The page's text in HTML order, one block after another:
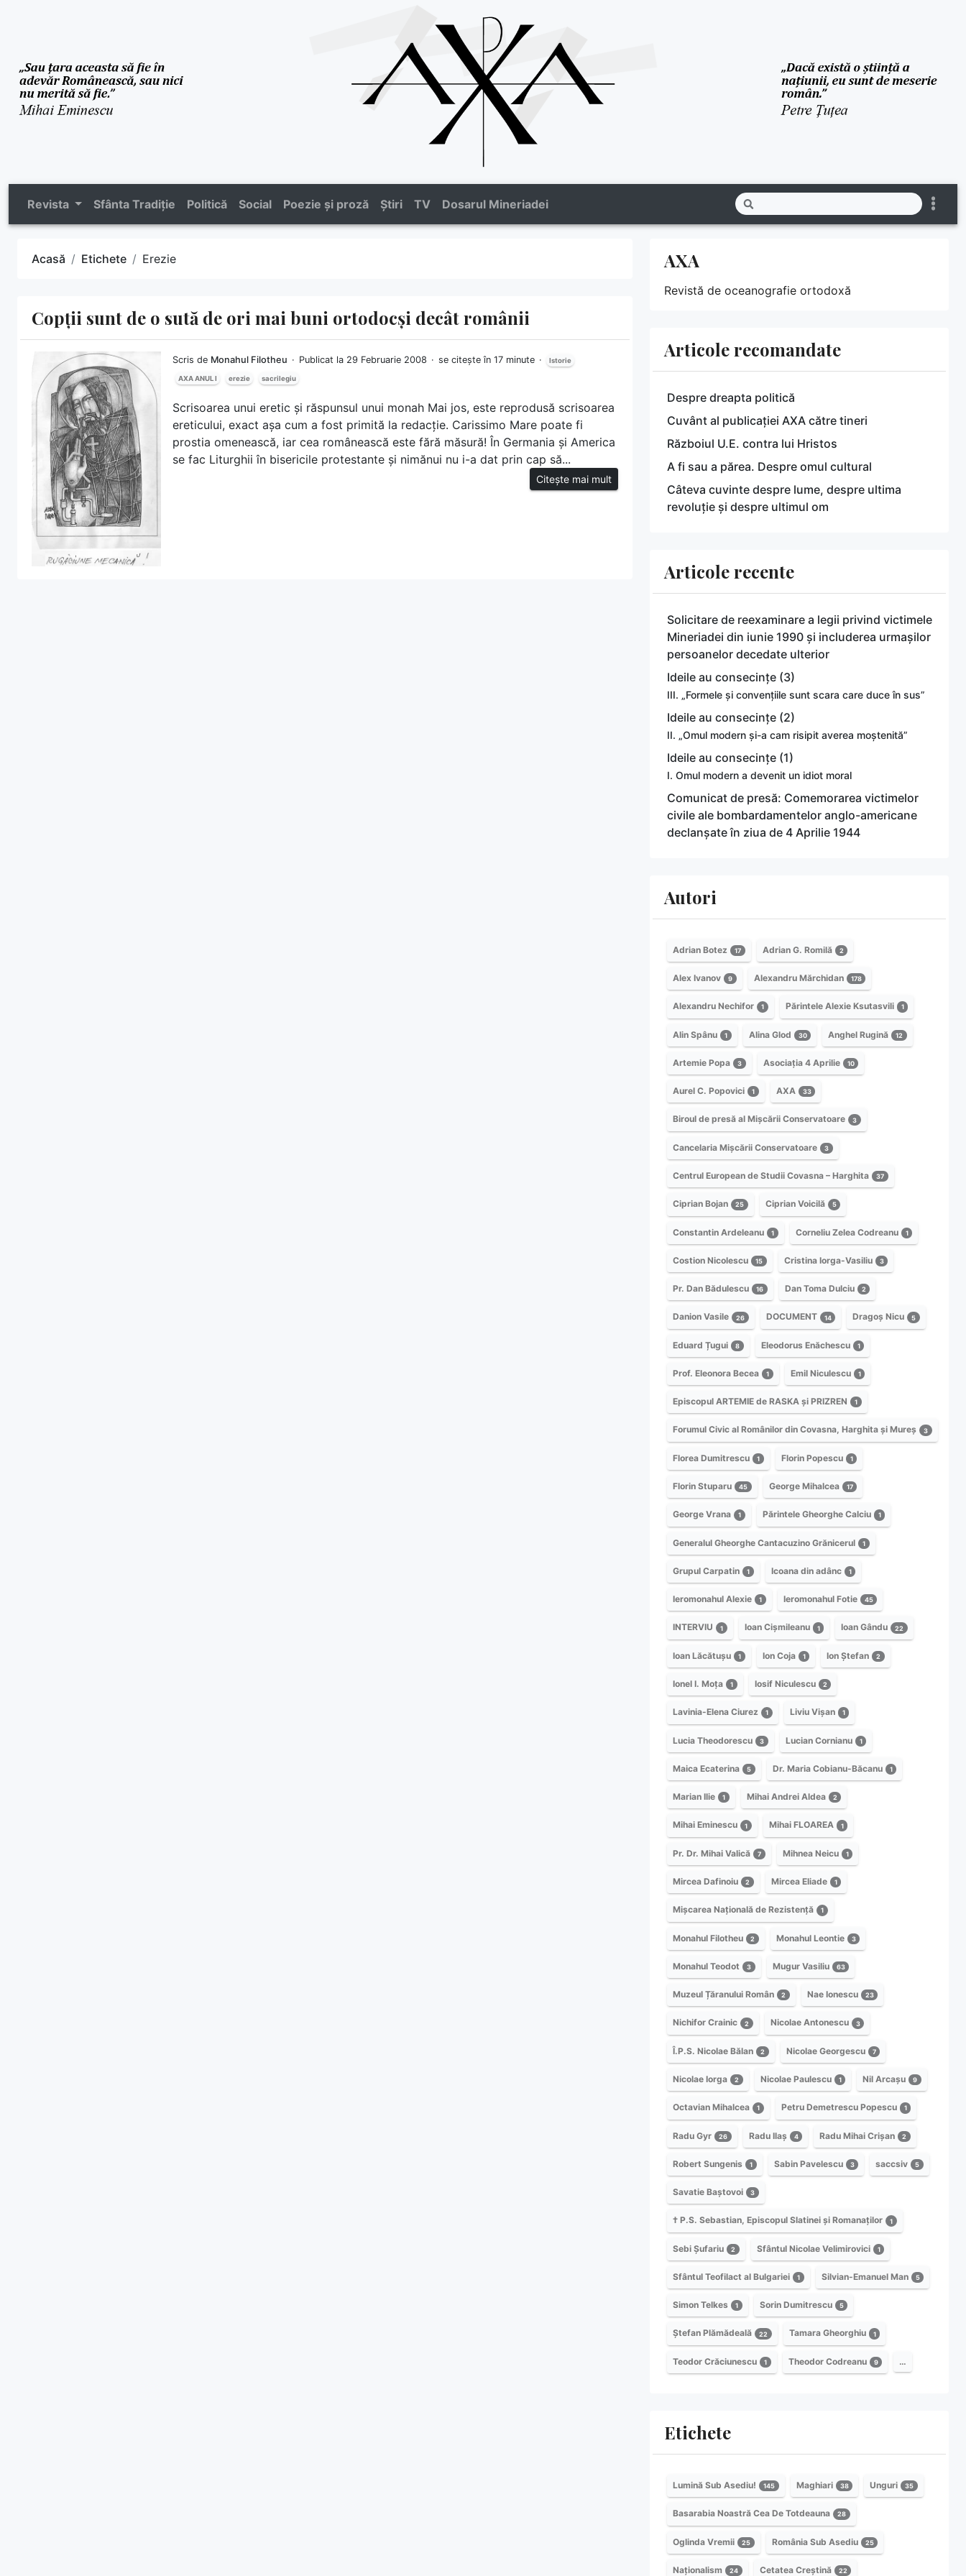
Revista Sfânta Tradiție Politică Social Poezie și proză Știri TV Dosarul Mineriadei
Acasă Etichete Erezie
Copții sunt de o sută de ori mai buni ortodocși decât românii
Scris de Monahul Filotheu Publicat la 29 Februarie 2008 se citește în 17 minute Istorie
AXA ANUL I erezie sacrilegiu
Scrisoarea unui eretic și răspunsul unui monah Mai jos, este reprodusă scrisoarea
ereticului, exact așa cum a fost primită la redacție. Carissimo Mare poate fi
prostia omenească, iar cea românească este fără măsură! În Germania și America
se fac Liturghii în bisericile protestante și nimănui nu i-a dat prin cap să...
Citește mai mult
AXA
Revistă de oceanografie ortodoxă
Articole recomandate
Despre dreapta politică
Cuvânt al publicației AXA către tineri
Războiul U.E. contra lui Hristos
A fi sau a părea. Despre omul cultural
Câteva cuvinte despre lume, despre ultima
revoluție și despre ultimul om
Articole recente
Solicitare de reexaminare a legii privind victimele
Mineriadei din iunie 1990 și includerea urmașilor
persoanelor decedate ulterior
Ideile au consecințe (3)
III. „Formele și convențiile sunt scara care duce în sus”
Ideile au consecințe (2)
II. „Omul modern și-a cam risipit averea moștenită”
Ideile au consecințe (1)
I. Omul modern a devenit un idiot moral
Comunicat de presă: Comemorarea victimelor
civile ale bombardamentelor anglo-americane
declanșate în ziua de 4 Aprilie 1944
Autori
Adrian Botez 17 Adrian G. Romilă 2
Alex Ivanov 9 Alexandru Mărchidan 178
Alexandru Nechifor 1 Părintele Alexie Ksutasvili 1
Alin Spânu 1 Alina Glod 30 Anghel Rugină 12
Artemie Popa 3 Asociația 4 Aprilie 10
Aurel C. Popovici 1 AXA 33
Biroul de presă al Mișcării Conservatoare 3
Cancelaria Mișcării Conservatoare 3
Centrul European de Studii Covasna – Harghita 37
Ciprian Bojan 25 Ciprian Voicilă 5
Constantin Ardeleanu 1 Corneliu Zelea Codreanu 1
Costion Nicolescu 15 Cristina Iorga-Vasiliu 3
Pr. Dan Bădulescu 16 Dan Toma Dulciu 2
Danion Vasile 26 DOCUMENT 14 Dragoș Nicu 5
Eduard Țugui 8 Eleodorus Enăchescu 1
Prof. Eleonora Becea 1 Emil Niculescu 1
Episcopul ARTEMIE de RASKA și PRIZREN 1
Forumul Civic al Românilor din Covasna, Harghita și Mureș 3
Florea Dumitrescu 1 Florin Popescu 1
Florin Stuparu 45 George Mihalcea 17
George Vrana 1 Părintele Gheorghe Calciu 1
Generalul Gheorghe Cantacuzino Grănicerul 1
Grupul Carpatin 1 Icoana din adânc 1
Ieromonahul Alexie 1 Ieromonahul Fotie 45
INTERVIU 1 Ioan Cișmileanu 1 Ioan Gându 22
Ioan Lăcătușu 1 Ion Coja 1 Ion Ștefan 2
Ionel I. Moța 1 Iosif Niculescu 2
Lavinia-Elena Ciurez 1 Liviu Vișan 1
Lucia Theodorescu 3 Lucian Cornianu 1
Maica Ecaterina 5 Dr. Maria Cobianu-Băcanu 1
Marian Ilie 1 Mihai Andrei Aldea 2
Mihai Eminescu 1 Mihai FLOAREA 1
Pr. Dr. Mihai Valică 7 Mihnea Neicu 1
Mircea Dafinoiu 2 Mircea Eliade 1
Mișcarea Națională de Rezistență 1
Monahul Filotheu 2 Monahul Leontie 3
Monahul Teodot 3 Mugur Vasiliu 63
Muzeul Țăranului Român 2 Nae Ionescu 23
Nichifor Crainic 2 Nicolae Antonescu 3
Î.P.S. Nicolae Bălan 2 Nicolae Georgescu 7
Nicolae Iorga 2 Nicolae Paulescu 1 Nil Arcașu 9
Octavian Mihalcea 1 Petru Demetrescu Popescu 1
Radu Gyr 26 Radu Ilaș 4 Radu Mihai Crișan 2
Robert Sungenis 1 Sabin Pavelescu 3 saccsiv 5
Savatie Baștovoi 3
† P.S. Sebastian, Episcopul Slatinei și Romanaților 1
Sebi Șufariu 2 Sfântul Nicolae Velimirovici 1
Sfântul Teofilact al Bulgariei 1 Silvian-Emanuel Man 5
Simon Telkes 1 Sorin Dumitrescu 5
Ștefan Plămădeală 22 Tamara Gheorghiu 1
Teodor Crăciunescu 1 Theodor Codreanu 9 …
Etichete
Lumină Sub Asediu! 145 Maghiari 38 Unguri 35
Basarabia Noastră Cea De Totdeauna 28
Oglinda Vremii 25 România Sub Asediu 25
Naționalism 24 Cetatea Creștină 22